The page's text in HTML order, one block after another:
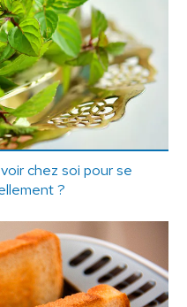
chez soi pour se
?